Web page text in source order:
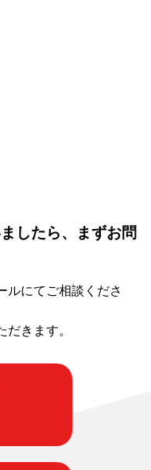
したら、まずお問
ルにてご相談くださ
きます。